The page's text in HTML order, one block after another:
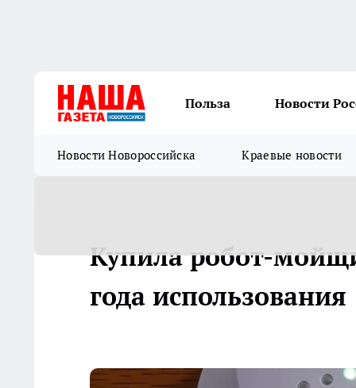
Польза Новости
Новости Новороссийска Краевые новости
Купила робот-
года использования